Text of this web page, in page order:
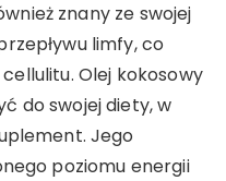
znany ze swojej
limfy, co
Olej kokosowy
do swojej diety, w
Jego
poziomu energii